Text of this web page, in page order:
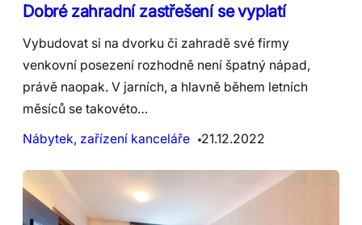
Dobré zahradní zastřešení se vyplatí
Vybudovat si na dvorku či zahradě své firmy
venkovní posezení rozhodně není špatný nápad,
právě naopak. V jarních, a hlavně během letních
měsíců se takovéto…
Nábytek, zařízení kanceláře
21.12.2022